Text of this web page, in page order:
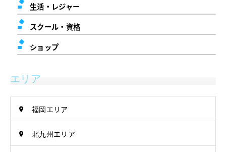
生活・レジャー
スクール・資格
ショップ
エリア
福岡エリア
北九州エリア